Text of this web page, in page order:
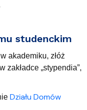
studenckim
akademiku, złóż
zakładce „stypendia”,
Działu Domów